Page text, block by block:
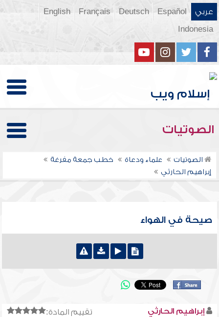
عربي Español
Deutsch
Français
English
Indonesia
الصوتيات
الصوتيات علماء ودعاة
خطب جمعة مفرغة
إبراهيم الحارثي
صيحة في الهواء
تقييم المادة: إبراهيم الحارثي